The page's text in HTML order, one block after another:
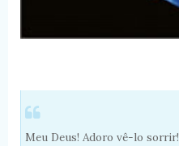
Meu Deus! Adoro vê-lo sorrir!